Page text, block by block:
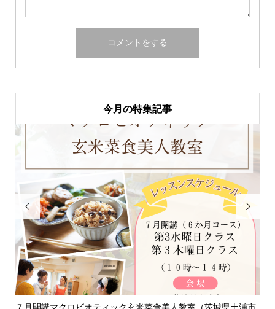
今月の特集記事

淡路島「自凝雫塩」製塩所見学レポ｜塩はいのちのミネラル
